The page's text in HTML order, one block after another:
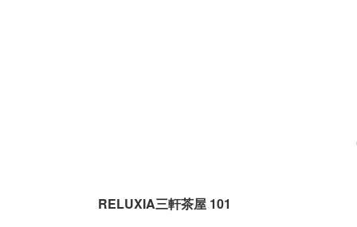
RELUXIA三軒茶屋 101